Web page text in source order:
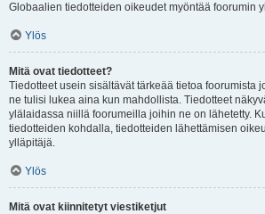
Globaalien tiedotteiden oikeudet myöntää foorumin
Ylös
Mitä ovat tiedotteet?
Tiedotteet usein sisältävät tärkeää tietoa foorumista
ne tulisi lukea aina kun mahdollista. Tiedotteet
ylälaidassa niillä foorumeilla joihin ne on lähetetty.
tiedotteiden kohdalla, tiedotteiden lähettämisen
ylläpitäjä.
Ylös
Mitä ovat kiinnitetyt viestiketjut